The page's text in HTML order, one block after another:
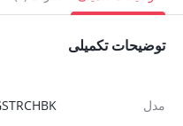
450,000 تومان.
توضیحات تکمیلی
مدل